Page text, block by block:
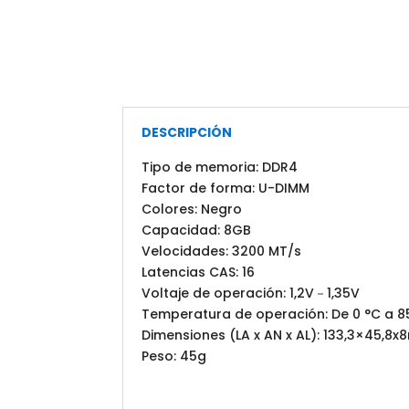
DESCRIPCIÓN
Tipo de memoria: DDR4
Factor de forma: U-DIMM
Colores: Negro
Capacidad: 8GB
Velocidades: 3200 MT/s
Latencias CAS: 16
Voltaje de operación: 1,2V－1,35V
Temperatura de operación: De 0 °C a
Dimensiones (LA x AN x AL):
Peso: 45g